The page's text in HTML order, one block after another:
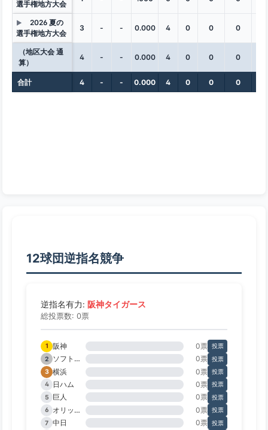
選手権地方大会
▶
2026 夏の
選手権地方大会
3 - - 0.000 4 0 0 0
（地区大会 通
算）
4 - - 0.000 4 0 0 0
合計 4 - - 0.000 4 0 0 0
12球団逆指名競争
逆指名有力: 阪神タイガース
総投票数: 0票
1 阪神 0票 投票
2
ソフトバンク 0票 投票
3 横浜 0票 投票
4
日ハム 0票 投票
5
巨人 0票 投票
6
オリックス 0票 投票
7 中日 0票 投票